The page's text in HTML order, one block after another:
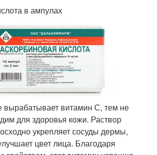
в ампулах
вырабатывает витамин С, тем не
для здоровья кожи. Раствор
укрепляет сосуды дермы,
цвет лица. Благодаря